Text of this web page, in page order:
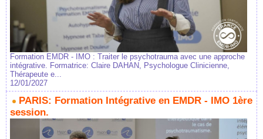
Formation EMDR - IMO : Traiter le psychotrauma avec une approche
intégrative. Formatrice: Claire DAHAN, Psychologue Clinicienne,
Thérapeute e...
12/01/2027
PARIS: Formation Intégrative en EMDR - IMO 1ère
session.